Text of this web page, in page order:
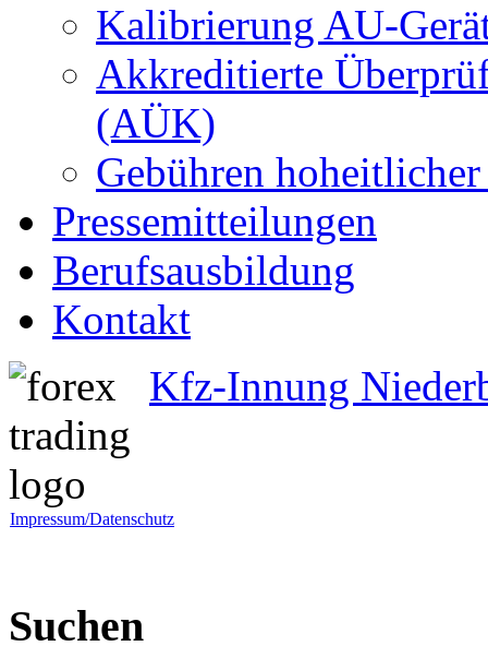
Kalibrierung AU-
Akkreditierte
(AÜK)
Gebühren
Pressemitteilungen
Berufsausbildung
Kontakt
Kfz-Innung
Impressum/Datenschutz
Suchen